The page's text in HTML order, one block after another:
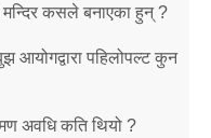
कसले बनाएका हुन् ?
आयोगद्वारा पहिलोपल्ट कुन
अवधि कति थियो ?